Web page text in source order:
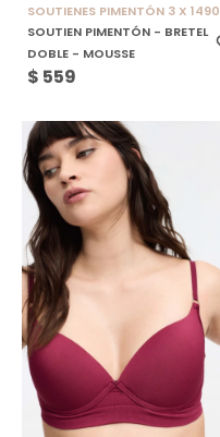
SOUTIENES PIMENTÓN 3 X 1490
SOUTIEN PIMENTÓN - BRETEL
DOBLE - MOUSSE
$ 559